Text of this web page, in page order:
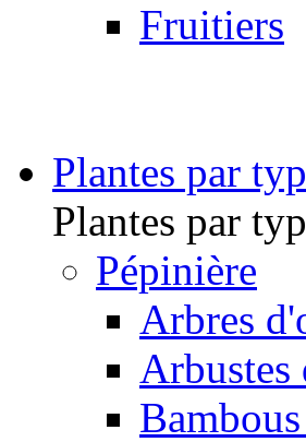
Fruitiers
Plantes par
Plantes par
Pépinière
Arbres
Arbustes